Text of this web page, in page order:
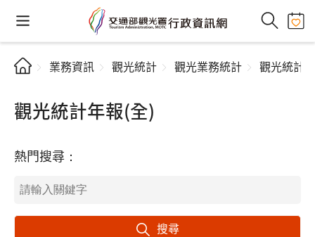
業務資訊 觀光統計 觀光業務統計 觀光統計
觀光統計年報(全)
熱門搜尋：
搜尋